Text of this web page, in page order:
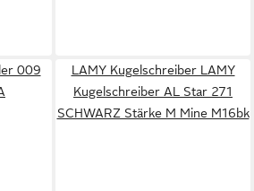
009
LAMY Kugelschreiber LAMY
Kugelschreiber AL Star 271
SCHWARZ Stärke M Mine M16bk